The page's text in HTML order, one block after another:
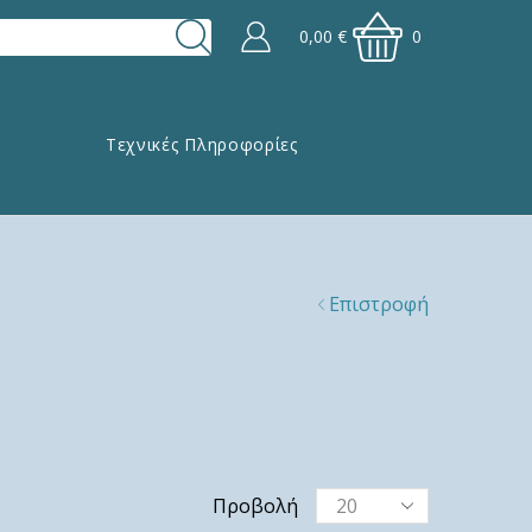
0,00€ 0
Τεχνικές Πληροφορίες
Επιστροφή
Προβολή